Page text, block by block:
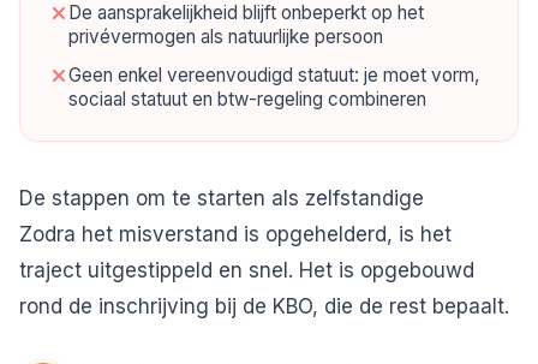
De aansprakelijkheid blijft onbeperkt op het
privévermogen als natuurlijke persoon
Geen enkel vereenvoudigd statuut: je moet vorm,
sociaal statuut en btw-regeling combineren
De stappen om te starten als zelfstandige
Zodra het misverstand is opgehelderd, is het
traject uitgestippeld en snel. Het is opgebouwd
rond de inschrijving bij de KBO, die de rest bepaalt.